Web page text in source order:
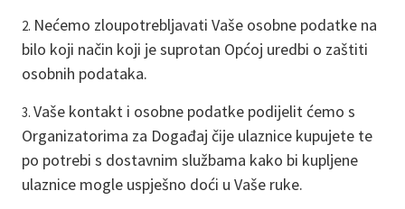
Nećemo zloupotrebljavati Vaše osobne podatke na
bilo koji način koji je suprotan Općoj uredbi o zaštiti
osobnih podataka.
Vaše kontakt i osobne podatke podijelit ćemo s
Organizatorima za Događaj čije ulaznice kupujete te
po potrebi s dostavnim službama kako bi kupljene
ulaznice mogle uspješno doći u Vaše ruke.